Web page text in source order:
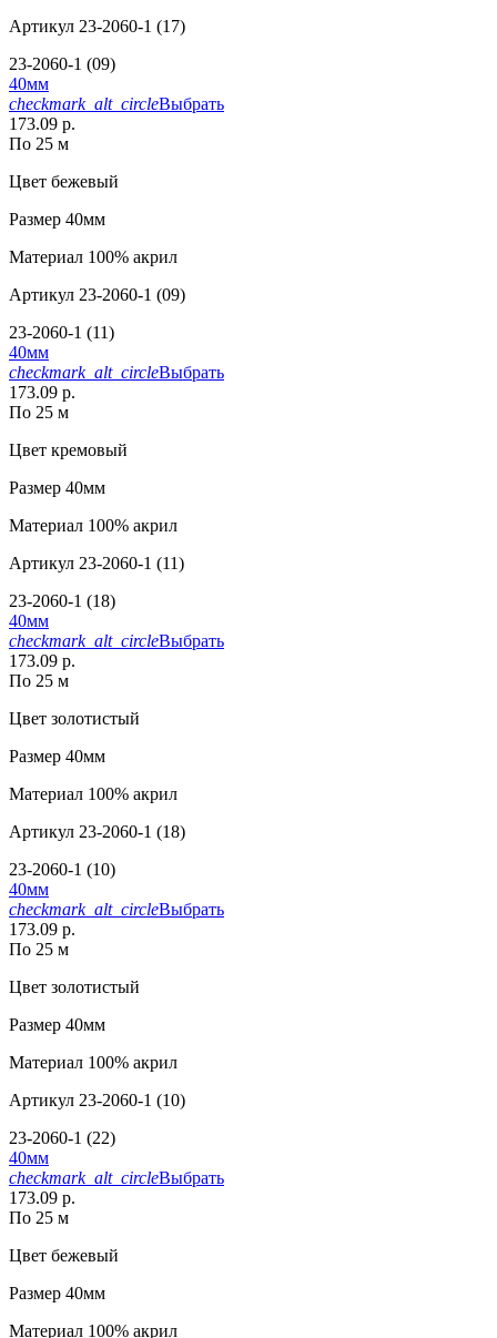
Артикул 23-2060-1 (17)
23-2060-1 (09)
40мм
checkmark_alt_circleВыбрать
173.09 р.
По 25 м
Цвет бежевый
Размер 40мм
Материал 100% акрил
Артикул 23-2060-1 (09)
23-2060-1 (11)
40мм
checkmark_alt_circleВыбрать
173.09 р.
По 25 м
Цвет кремовый
Размер 40мм
Материал 100% акрил
Артикул 23-2060-1 (11)
23-2060-1 (18)
40мм
checkmark_alt_circleВыбрать
173.09 р.
По 25 м
Цвет золотистый
Размер 40мм
Материал 100% акрил
Артикул 23-2060-1 (18)
23-2060-1 (10)
40мм
checkmark_alt_circleВыбрать
173.09 р.
По 25 м
Цвет золотистый
Размер 40мм
Материал 100% акрил
Артикул 23-2060-1 (10)
23-2060-1 (22)
40мм
checkmark_alt_circleВыбрать
173.09 р.
По 25 м
Цвет бежевый
Размер 40мм
Материал 100% акрил